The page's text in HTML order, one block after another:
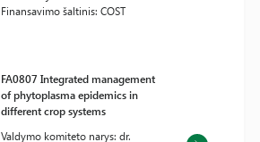
Finansavimo šaltinis: COST
FA0807 Integrated management
of phytoplasma epidemics in
different crop systems
Valdymo komiteto narys: dr.